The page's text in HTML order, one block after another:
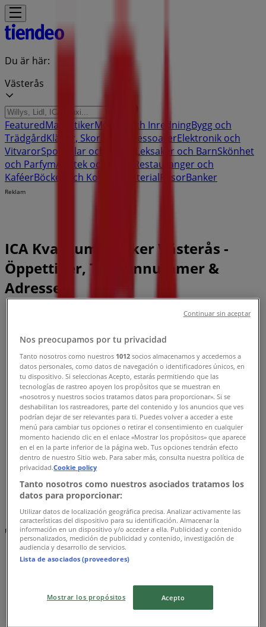
Du är här:
Västerås
FeaturedMatbutikerMöbler och InredningBygg och
TrädgårdKläder, Skor och AccessoarerElektronik och
VitvarorSport Bilar och Motor Leksaker och BarnSkönhet
och ParfymApotek och Hälsa
Restauranger och
KaféerBöcker och KontorsmaterialResorBanker
Reklam
ICA Kvantum Butiker Västerås -
Öppettider, Telefonnummer &
Adresser
ICA Kvantum i Västerås»
ICA Kvantum i Västerås
ICA Kvantum
Grytavägen 1, Västerås
3.0 km
Stängt
Reklam
Nos preocupamos por tu privacidad
Tanto nosotros como nuestros 1012 socios almacenamos y accedemos a
datos personales, como datos de navegación o identificadores únicos, en
tu dispositivo. Si seleccionas Acepto, estarás permitiendo que las
tecnologías de rastreo apoyen los propósitos que se muestran en
«nosotros y nuestros socios tratamos datos para proporcionar». Si se
deshabilitan los rastreadores, parte del contenido y los anuncios que ves
podrían dejar de ser relevantes para ti. Puedes volver a acceder a este
menú para cambiar tus opciones o retirar el consentimiento en cualquier
momento haciendo clic en el enlace «Mostrar los propósitos» que aparece
en el en la parte inferior de la página web. Tus opciones tendrán efecto
dentro de nuestro Sitio web. Para saber más, consulta nuestra política de
privacidad.Cookie policy
Tanto nosotros como nuestros asociados tratamos los
datos para proporcionar:
Utilizar datos de localización geográfica precisa. Analizar activamente las
características del dispositivo para su identificación. Almacenar la
información en un dispositivo y/o acceder a ella. Publicidad y contenido
personalizados, medición de publicidad y contenido, investigación de
audiencia y desarrollo de servicios.
Lista de asociados (proveedores)
Mostrar los propósitos Acepto
Continuar sin aceptar